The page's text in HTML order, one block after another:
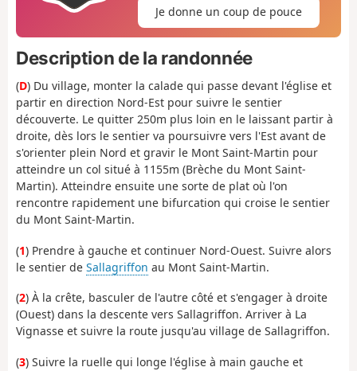
Je donne un coup de pouce
Description de la randonnée
(D) Du village, monter la calade qui passe devant l'église et
partir en direction Nord-Est pour suivre le sentier
découverte. Le quitter 250m plus loin en le laissant partir à
droite, dès lors le sentier va poursuivre vers l'Est avant de
s'orienter plein Nord et gravir le Mont Saint-Martin pour
atteindre un col situé à 1155m (Brèche du Mont Saint-
Martin). Atteindre ensuite une sorte de plat où l'on
rencontre rapidement une bifurcation qui croise le sentier
du Mont Saint-Martin.
(1) Prendre à gauche et continuer Nord-Ouest. Suivre alors
le sentier de Sallagriffon au Mont Saint-Martin.
(2) À la crête, basculer de l'autre côté et s'engager à droite
(Ouest) dans la descente vers Sallagriffon. Arriver à La
Vignasse et suivre la route jusqu'au village de Sallagriffon.
(3) Suivre la ruelle qui longe l'église à main gauche et